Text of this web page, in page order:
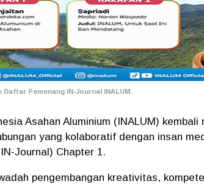
Pemenang IN-Journal INALUM.
Asahan Aluminium (INALUM) kembali
yang kolaboratif dengan insan
Journal) Chapter 1.
pengembangan kreativitas,